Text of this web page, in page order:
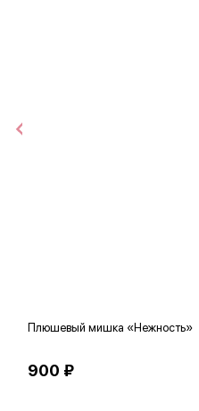
Плюшевый мишка «Нежность»
900 ₽